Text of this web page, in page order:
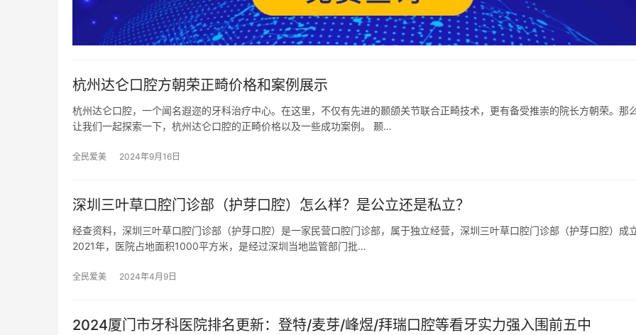
杭州达仑口腔方朝荣正畸价格和案例展示
杭州达仑口腔，一个闻名遐迩的牙科治疗中心。在这里，不仅有先进的颞颌关节联合正畸技术，更有备受推崇的院长方朝荣。那么
让我们一起探索一下，杭州达仑口腔的正畸价格以及一些成功案例。 颞…
全民爱美 2024年9月16日
深圳三叶草口腔门诊部（护芽口腔）怎么样？是公立还是私立？
经查资料，深圳三叶草口腔门诊部（护芽口腔）是一家民营口腔门诊部，属于独立经营，深圳三叶草口腔门诊部（护芽口腔）成
2021年，医院占地面积1000平方米，是经过深圳当地监管部门批…
全民爱美 2024年4月9日
2024厦门市牙科医院排名更新：登特/麦芽/峰煜/拜瑞口腔等看牙实力强入围前五中